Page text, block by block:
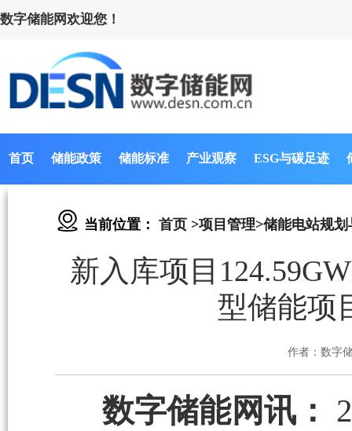
数字储能网欢迎您！
首页 储能政策 储能标准 产业观察 ESG与碳足迹
当前位置： 首页 >项目管理>储能电站规划
新入库项目
型储能项
作者：数字
数字储能网讯：